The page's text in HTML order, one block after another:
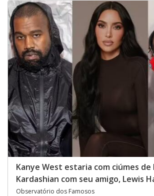
Kanye West estaria com ciúmes de
Kardashian com seu amigo, Lewis
Observatório dos Famosos